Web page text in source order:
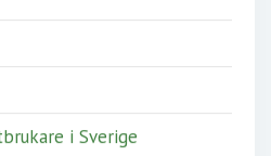
i Sverige